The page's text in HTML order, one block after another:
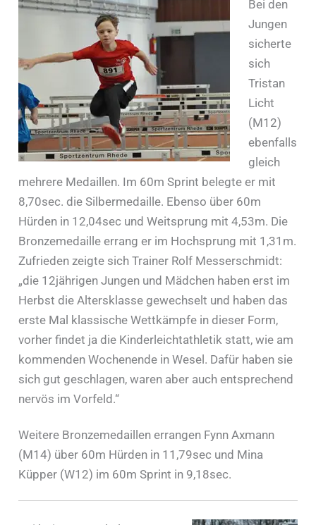
Bei den
Jungen
sicherte
sich
Tristan
Licht
(M12)
ebenfalls
gleich
mehrere Medaillen. Im 60m Sprint belegte er mit
8,70sec. die Silbermedaille. Ebenso über 60m
Hürden in 12,04sec und Weitsprung mit 4,53m. Die
Bronzemedaille errang er im Hochsprung mit 1,31m.
Zufrieden zeigte sich Trainer Rolf Messerschmidt:
„die 12jährigen Jungen und Mädchen haben erst im
Herbst die Altersklasse gewechselt und haben das
erste Mal klassische Wettkämpfe in dieser Form,
vorher findet ja die Kinderleichtathletik statt, wie am
kommenden Wochenende in Wesel. Dafür haben sie
sich gut geschlagen, waren aber auch entsprechend
nervös im Vorfeld.“
Weitere Bronzemedaillen errangen Fynn Axmann
(M14) über 60m Hürden in 11,79sec und Mina
Küpper (W12) im 60m Sprint in 9,18sec.